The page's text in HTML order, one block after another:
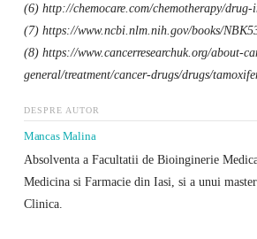
(6) http://chemocare.com/chemotherapy/drug-
(7) https://www.ncbi.nlm.nih.gov/books/
(8) https://www.cancerresearchuk.org/about-
general/treatment/cancer-drugs/drugs/
DESPRE AUTOR
Mancas Malina
Absolventa a Facultatii de Bioinginerie
Medicina si Farmacie din Iasi, si a unui
Clinica.